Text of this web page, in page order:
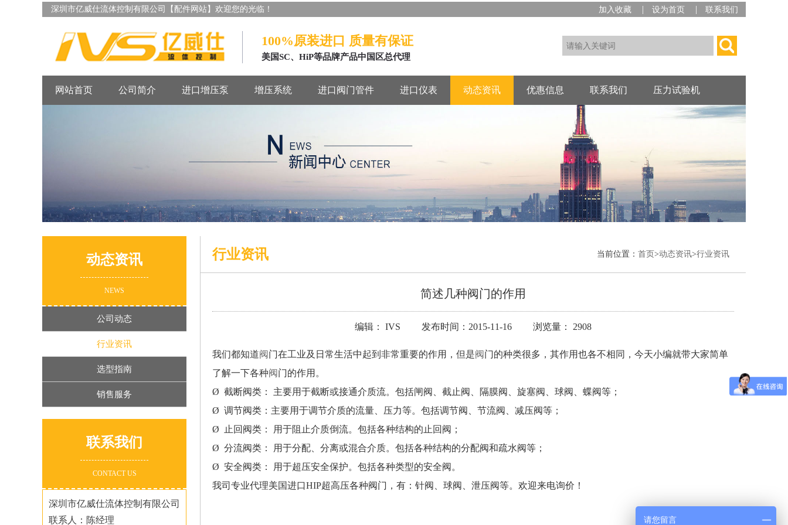
深圳市亿威仕流体控制有限公司【配件网站】欢迎您的光临！ 加入收藏 | 设为首页 | 联系我们
100%原装进口 质量有保证
美国SC、HiP等品牌产品中国区总代理
网站首页 公司简介 进口增压泵 增压系统 进口阀门管件 进口仪表 动态资讯 优惠信息 联系我们 压力试验机
动态资讯
NEWS
公司动态
行业资讯
选型指南
销售服务
联系我们
CONTACT US
深圳市亿威仕流体控制有限公司
联系人：陈经理
行业资讯 当前位置： 首页 >动态资讯>行业资讯
简述几种阀门的作用
编辑： IVS 发布时间：2015-11-16 浏览量： 2908
我们都知道阀门在工业及日常生活中起到非常重要的作用，但是阀门的种类很多，其作用也各不相同，今天小编就带大家简单
了解一下各种阀门的作用。
Ø 截断阀类： 主要用于截断或接通介质流。包括闸阀、截止阀、隔膜阀、旋塞阀、球阀、蝶阀等；
Ø 调节阀类：主要用于调节介质的流量、压力等。包括调节阀、节流阀、减压阀等；
Ø 止回阀类： 用于阻止介质倒流。包括各种结构的止回阀；
Ø 分流阀类： 用于分配、分离或混合介质。包括各种结构的分配阀和疏水阀等；
Ø 安全阀类： 用于超压安全保护。包括各种类型的安全阀。
我司专业代理美国进口HIP超高压各种阀门，有：针阀、球阀、泄压阀等。欢迎来电询价！
请您留言